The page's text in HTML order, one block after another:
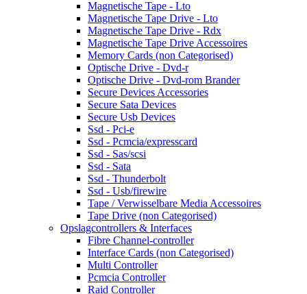
Magnetische Tape - Lto
Magnetische Tape Drive - Lto
Magnetische Tape Drive - Rdx
Magnetische Tape Drive Accessoires
Memory Cards (non Categorised)
Optische Drive - Dvd-r
Optische Drive - Dvd-rom Brander
Secure Devices Accessories
Secure Sata Devices
Secure Usb Devices
Ssd - Pci-e
Ssd - Pcmcia/expresscard
Ssd - Sas/scsi
Ssd - Sata
Ssd - Thunderbolt
Ssd - Usb/firewire
Tape / Verwisselbare Media Accessoires
Tape Drive (non Categorised)
Opslagcontrollers & Interfaces
Fibre Channel-controller
Interface Cards (non Categorised)
Multi Controller
Pcmcia Controller
Raid Controller